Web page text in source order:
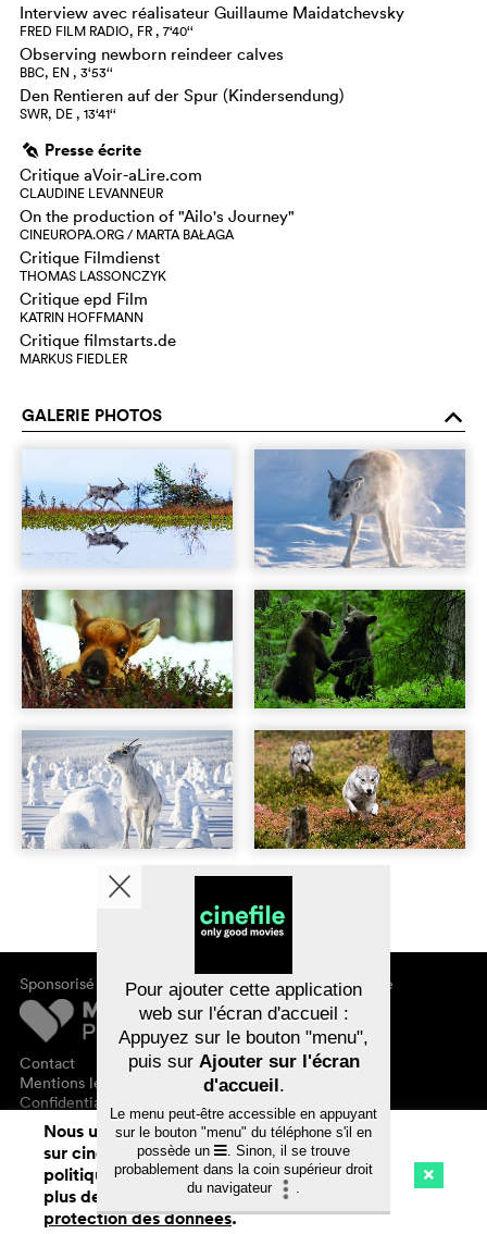
Cinéma Streaming Watchlist (
Interview avec réalisateur Guillaume Maidatchevsky
FRED FILM RADIO, FR , 7‘40‘‘
Observing newborn reindeer calves
BBC, EN , 3‘53‘‘
Den Rentieren auf der Spur (Kindersendung)
SWR, DE , 13‘41‘‘
g Presse écrite
Critique aVoir-aLire.com
CLAUDINE LEVANNEUR
On the production of "Ailo's Journey"
CINEUROPA.ORG / MARTA BAŁAGA
Critique Filmdienst
THOMAS LASSONCZYK
Critique epd Film
KATRIN HOFFMANN
Critique filmstarts.de
MARKUS FIEDLER
GALERIE PHOTOS o
Sponsorisé par
Contact
Mentions légales
Confidentialité des données
À propos de cinefile
S'inscrire/s'abonner
Newsletter
FAQ
Bons-cadeaux
Nous utilisons des cookies. En naviguant
sur cinefile.ch, vous acceptez notre
politique d'utilisation des cookies. Pour
plus de détails, voir notredéclaration de
protection des données.
Pour ajouter cette application
web sur l'écran d'accueil :
Appuyez sur le bouton "menu",
puis sur Ajouter sur l'écran
d'accueil.
Le menu peut-être accessible en appuyant
sur le bouton "menu" du téléphone s'il en
possède un
. Sinon, il se trouve
probablement dans la coin supérieur droit
du navigateur
.